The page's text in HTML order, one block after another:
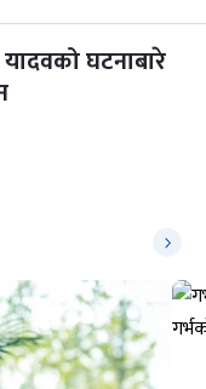
घटनाबारे